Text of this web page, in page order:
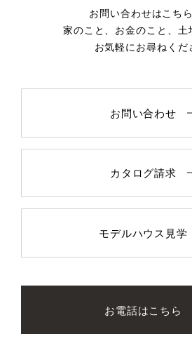
お問い合わせはこちら
家のこと、お金のこと、土
お気軽にお尋ねくだ
お問い合わせ
カタログ請求
モデルハウス見学
お電話はこちら